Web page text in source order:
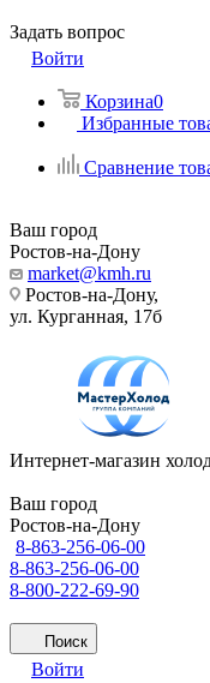
Задать вопрос
Войти
Корзина0
Избранные
Сравнение
Ваш город
Ростов-на-Дону
market@kmh.ru
Ростов-на-Дону,
ул. Курганная, 17б
Интернет-магазин
Ваш город
Ростов-на-Дону
8-863-256-06-00
8-863-256-06-00
8-800-222-69-90
Поиск
Войти